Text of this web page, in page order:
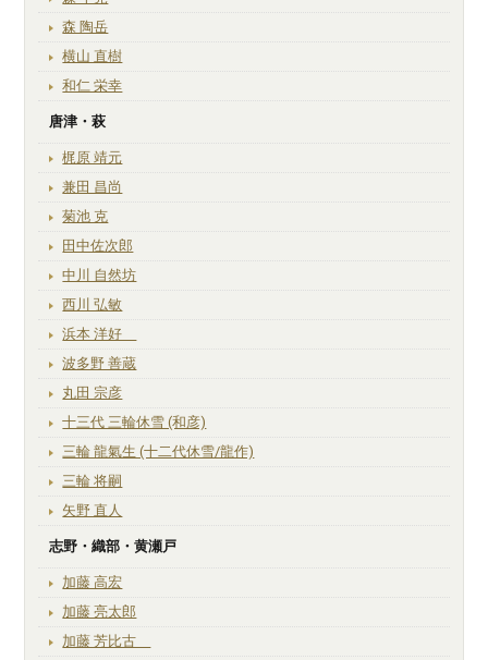
森 陶岳
横山 直樹
和仁 栄幸
唐津・萩
梶原 靖元
兼田 昌尚
菊池 克
田中佐次郎
中川 自然坊
西川 弘敏
浜本 洋好
波多野 善蔵
丸田 宗彦
十三代 三輪休雪 (和彦)
三輪 龍氣生 (十二代休雪/龍作)
三輪 将嗣
矢野 直人
志野・織部・黄瀬戸
加藤 高宏
加藤 亮太郎
加藤 芳比古